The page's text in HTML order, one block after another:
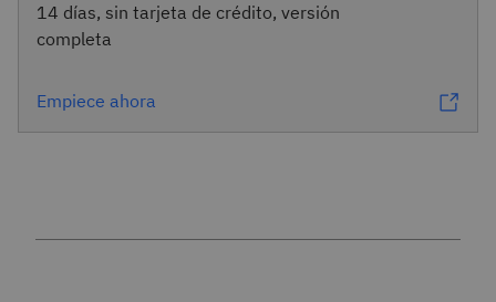
14 días, sin tarjeta de crédito, versión
completa
Empiece ahora